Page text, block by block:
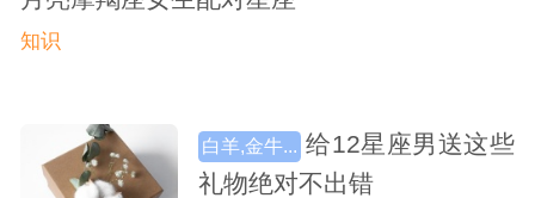
知识
白羊,金牛... 给12星座男送这些
礼物绝对不出错